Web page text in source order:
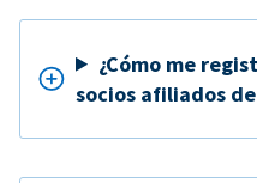
¿Cómo me
socios afiliados